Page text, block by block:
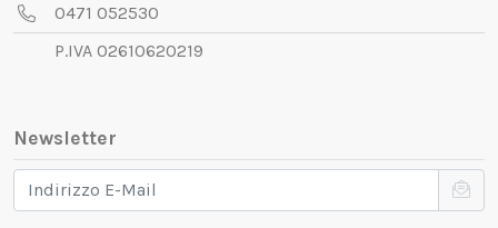
0471 052530
P.IVA 02610620219
Newsletter